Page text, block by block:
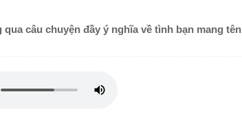
câu chuyện đầy ý nghĩa về tình bạn mang tên